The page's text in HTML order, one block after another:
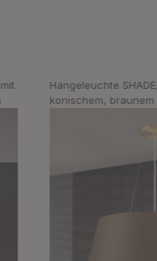
Hängeleuchte
konischem,